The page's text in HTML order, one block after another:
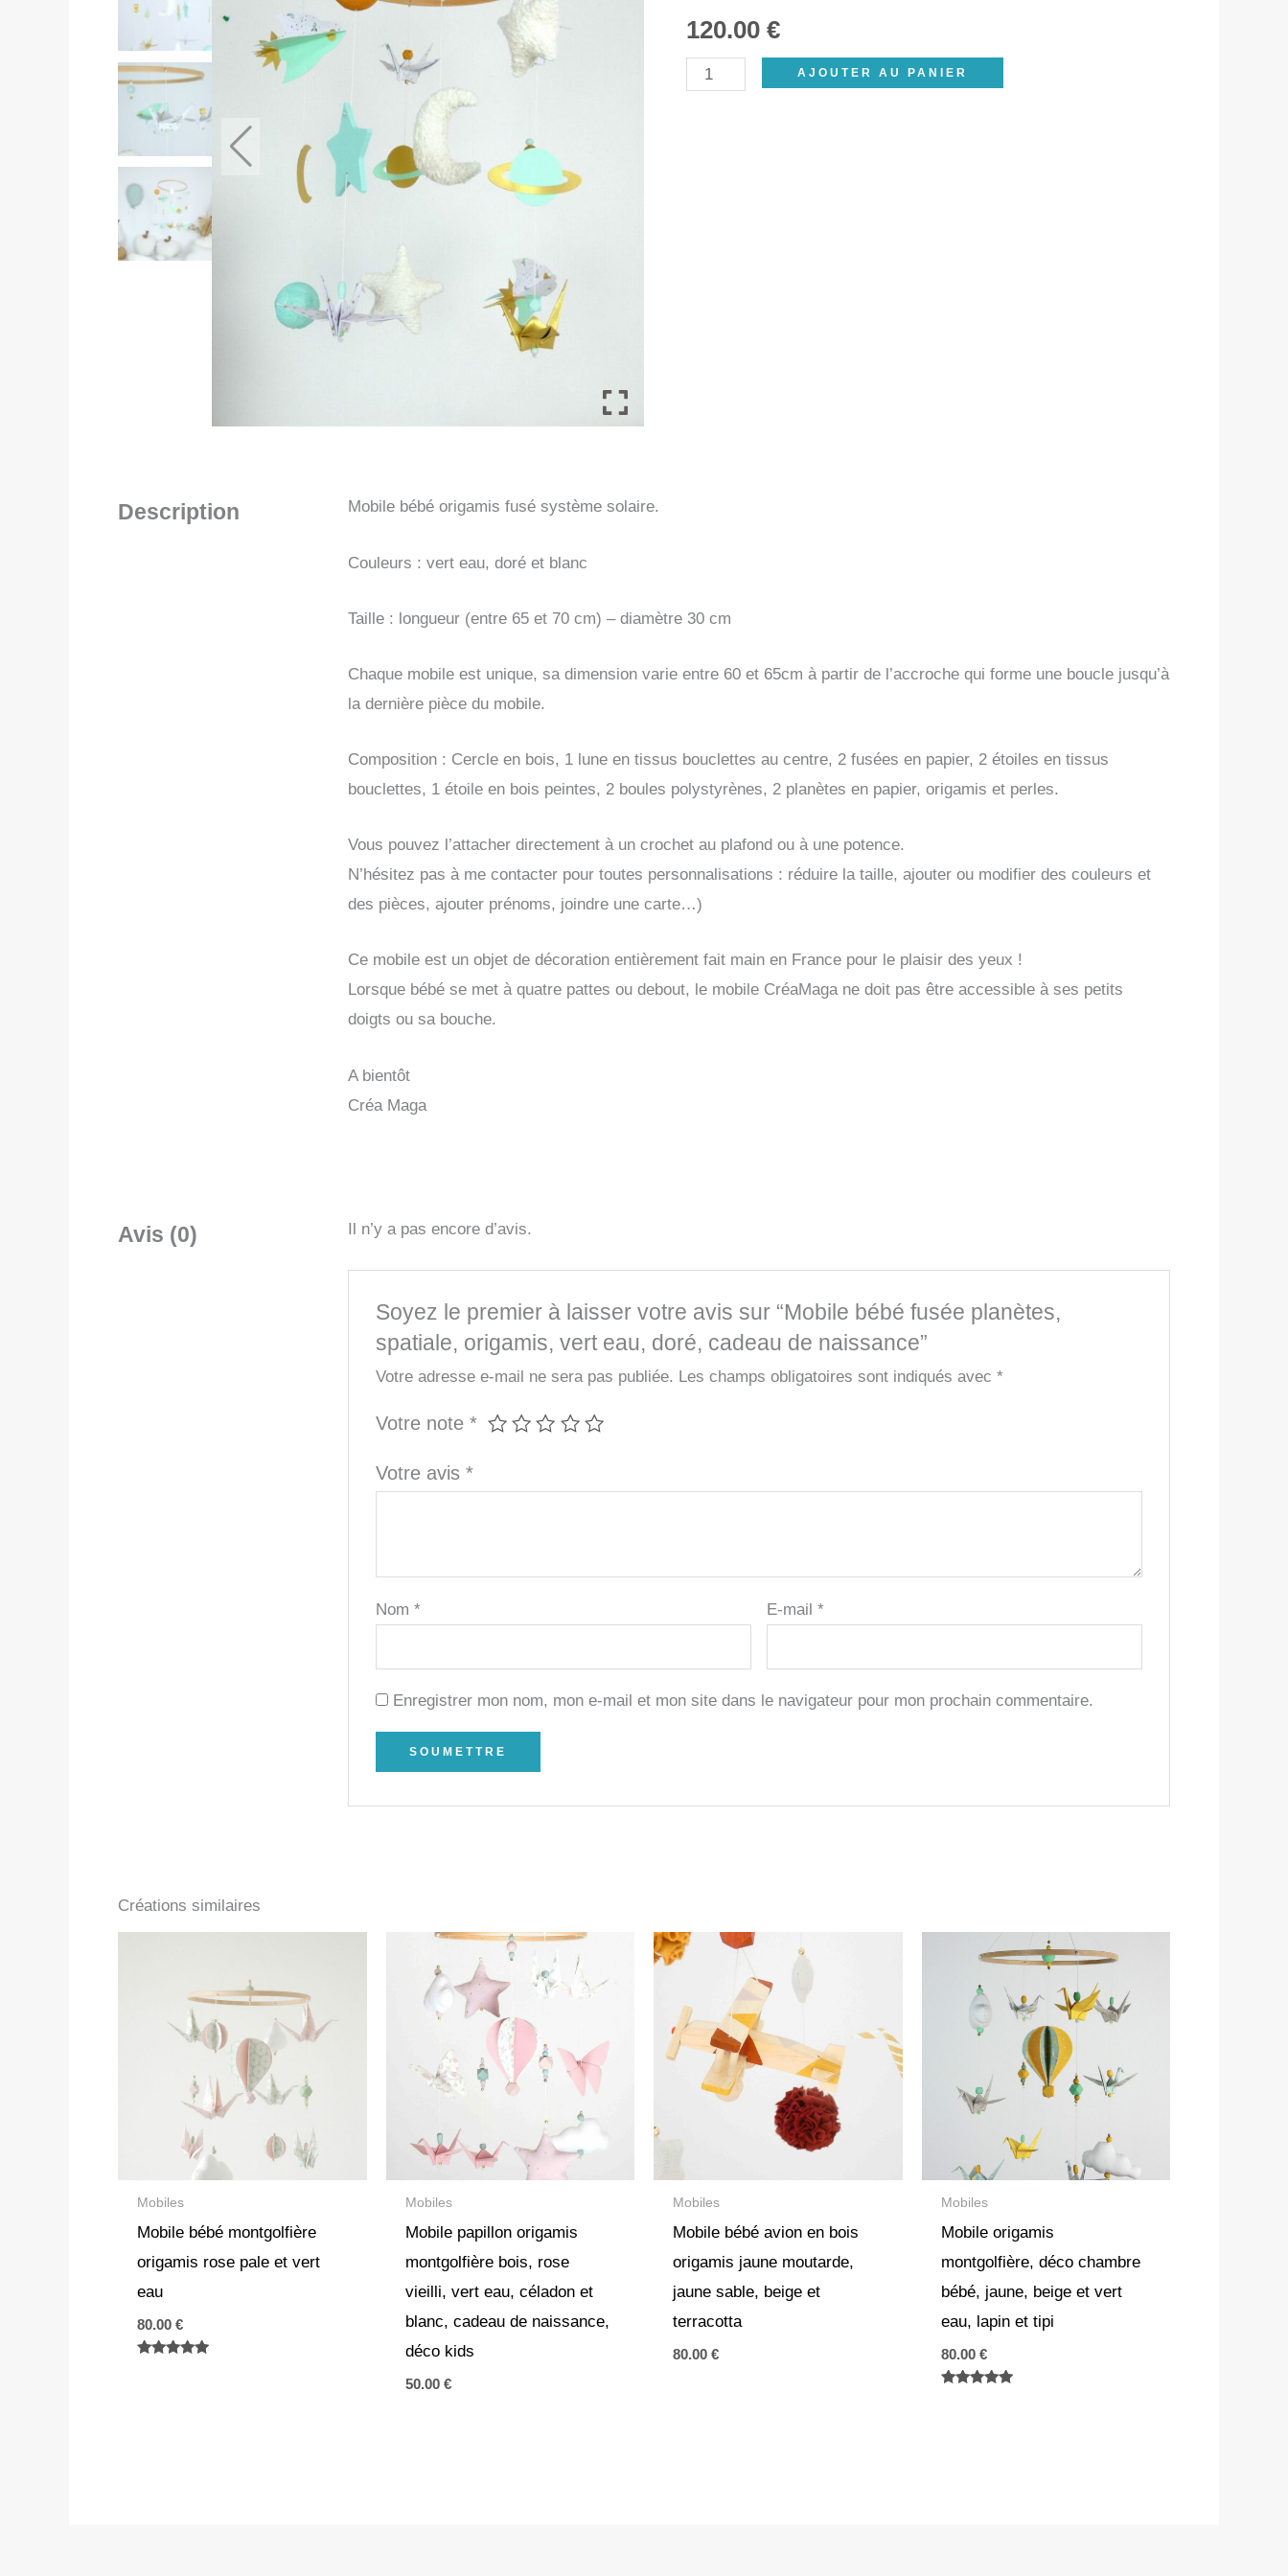
120.00 €
quantité
AJOUTER AU PANIER
Description Mobile bébé origamis fusé système solaire.
Couleurs : vert eau, doré et blanc
Taille : longueur (entre 65 et 70 cm) – diamètre 30 cm
Chaque mobile est unique, sa dimension varie entre 60 et 65cm à partir de l’accroche qui forme une boucle jusqu’à
la dernière pièce du mobile.
Composition : Cercle en bois, 1 lune en tissus bouclettes au centre, 2 fusées en papier, 2 étoiles en tissus
bouclettes, 1 étoile en bois peintes, 2 boules polystyrènes, 2 planètes en papier, origamis et perles.
Vous pouvez l’attacher directement à un crochet au plafond ou à une potence.
N’hésitez pas à me contacter pour toutes personnalisations : réduire la taille, ajouter ou modifier des couleurs et
des pièces, ajouter prénoms, joindre une carte…)
Ce mobile est un objet de décoration entièrement fait main en France pour le plaisir des yeux !
Lorsque bébé se met à quatre pattes ou debout, le mobile CréaMaga ne doit pas être accessible à ses petits
doigts ou sa bouche.
A bientôt
Créa Maga
Avis (0) Il n’y a pas encore d’avis.
Soyez le premier à laisser votre avis sur “Mobile bébé fusée planètes,
spatiale, origamis, vert eau, doré, cadeau de naissance”
Votre adresse e-mail ne sera pas publiée. Les champs obligatoires sont indiqués avec*
Votre note*
Votre avis*
Nom* E-mail *
Enregistrer mon nom, mon e-mail et mon site dans le navigateur pour mon prochain commentaire.
Créations similaires
Mobiles
Mobile bébé montgolfière
origamis rose pale et vert
eau
80.00€
Mobiles
Mobile papillon origamis
montgolfière bois, rose
vieilli, vert eau, céladon et
blanc, cadeau de naissance,
déco kids
50.00 €
Mobiles
Mobile bébé avion en bois
origamis jaune moutarde,
jaune sable, beige et
terracotta
80.00€
Mobiles
Mobile origamis
montgolfière, déco chambre
bébé, jaune, beige et vert
eau, lapin et tipi
80.00 €